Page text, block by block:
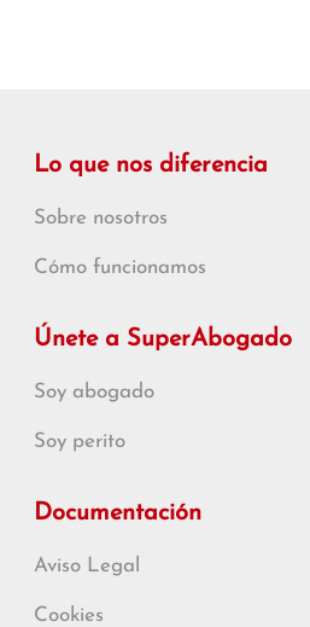
Lo que nos diferencia
Sobre nosotros
Cómo funcionamos
Únete a SuperAbogado
Soy abogado
Soy perito
Documentación
Aviso Legal
Cookies